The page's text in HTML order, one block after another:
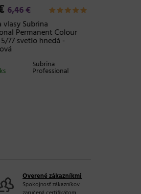
6,46 €
vlasy Subrina
Permanent Colour
77 svetlo hnedá -
Subrina
Professional
Overené zákazníkmi
Spokojnosť zákazníkov